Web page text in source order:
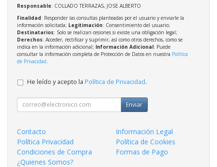
Responsable: COLLADO TERRAZAS, JOSE ALBERTO
Finalidad: Responder las consultas planteadas por el usuario y enviarle la
información solicitada; Legitimación: Consentimiento del usuario;
Destinatarios: Solo se realizan cesiones si existe una obligación legal;
Derechos: Acceder, rectificar y suprimir, así como otros derechos, como se
indica en la información adicional; Información Adicional: Puede
consultar la información completa de Protección de Datos en nuestra Política
de Privacidad
He leído y acepto la Política de Privacidad.
Enviar
Contacto
Información Legal
Política Privacidad
Política de Cookies
Condiciones de Compra
Formas de Pago
¿Quienes Somos?